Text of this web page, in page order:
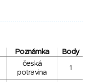
Poznámka Body
česká
potravina
1